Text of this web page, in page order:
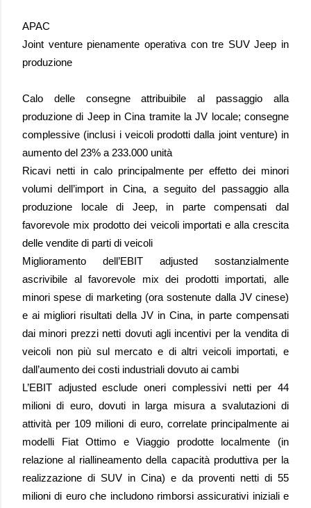
APAC
Joint venture pienamente operativa con tre SUV Jeep in
produzione
Calo delle consegne attribuibile al passaggio alla
produzione di Jeep in Cina tramite la JV locale; consegne
complessive (inclusi i veicoli prodotti dalla joint venture) in
aumento del 23% a 233.000 unità
Ricavi netti in calo principalmente per effetto dei minori
volumi dell’import in Cina, a seguito del passaggio alla
produzione locale di Jeep, in parte compensati dal
favorevole mix prodotto dei veicoli importati e alla crescita
delle vendite di parti di veicoli
Miglioramento dell’EBIT adjusted sostanzialmente
ascrivibile al favorevole mix dei prodotti importati, alle
minori spese di marketing (ora sostenute dalla JV cinese)
e ai migliori risultati della JV in Cina, in parte compensati
dai minori prezzi netti dovuti agli incentivi per la vendita di
veicoli non più sul mercato e di altri veicoli importati, e
dall’aumento dei costi industriali dovuto ai cambi
L’EBIT adjusted esclude oneri complessivi netti per 44
milioni di euro, dovuti in larga misura a svalutazioni di
attività per 109 milioni di euro, correlate principalmente ai
modelli Fiat Ottimo e Viaggio prodotte localmente (in
relazione al riallineamento della capacità produttiva per la
realizzazione di SUV in Cina) e da proventi netti di 55
milioni di euro che includono rimborsi assicurativi iniziali e